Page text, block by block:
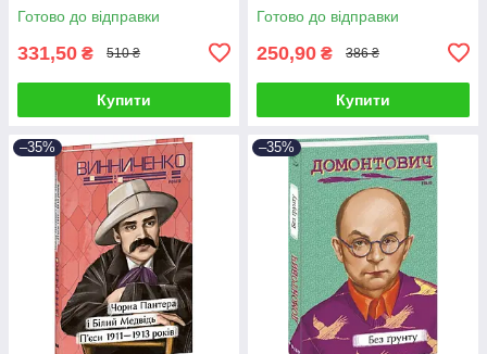
Готово до відправки
331,50 ₴ 510 ₴
Купити
Готово до відправки
250,90 ₴ 386 ₴
Купити
–35% –35%